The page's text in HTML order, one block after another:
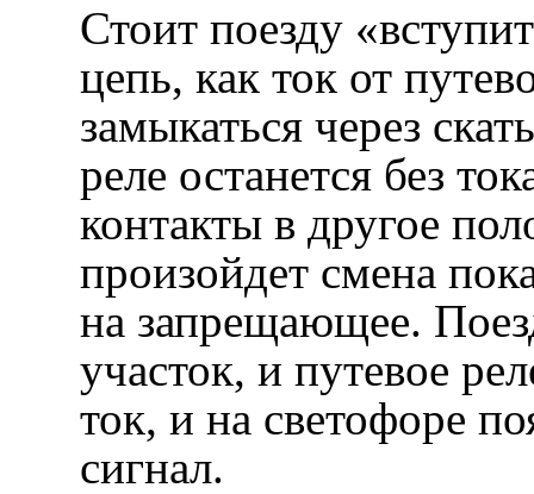
Стоит поезду
цепь, как ток от
замыкаться через
реле останется без
контакты в другое
произойдет смена
на запрещающее.
участок, и путевое
ток, и на светофоре
сигнал.